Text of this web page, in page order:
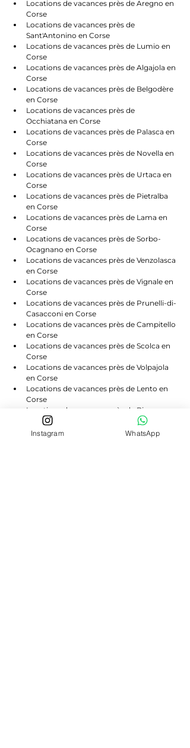
Locations de vacances près de Aregno en
Corse
Locations de vacances près de
Sant'Antonino en Corse
Locations de vacances près de Lumio en
Corse
Locations de vacances près de Algajola en
Corse
Locations de vacances près de Belgodère
en Corse
Locations de vacances près de
Occhiatana en Corse
Locations de vacances près de Palasca en
Corse
Locations de vacances près de Novella en
Corse
Locations de vacances près de Urtaca en
Corse
Locations de vacances près de Pietralba
en Corse
Locations de vacances près de Lama en
Corse
Locations de vacances près de Sorbo-
Ocagnano en Corse
Locations de vacances près de Venzolasca
en Corse
Locations de vacances près de Vignale en
Corse
Locations de vacances près de Prunelli-di-
Casacconi en Corse
Locations de vacances près de Campitello
en Corse
Locations de vacances près de Scolca en
Corse
Locations de vacances près de Volpajola
en Corse
Locations de vacances près de Lento en
Corse
Locations de vacances près de Bigorno en
Corse
Locations de vacances près de
Instagram WhatsApp